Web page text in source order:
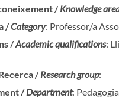
/Knowledge
/Category: Professor/a
/Academic qualifications:
/Research group:
/Department: Pedagogia